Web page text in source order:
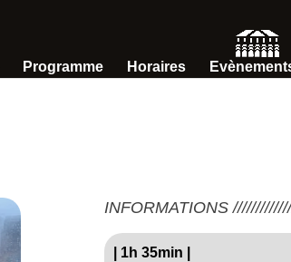
Programme Horaires
INFORMATIONS
1h 35min